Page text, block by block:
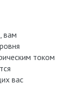
вам
током
вас